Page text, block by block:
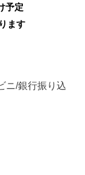
予定
ます
ニ/銀行振り込